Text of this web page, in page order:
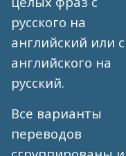
русского на
английский или с
английского на
русский.
Все варианты
переводов